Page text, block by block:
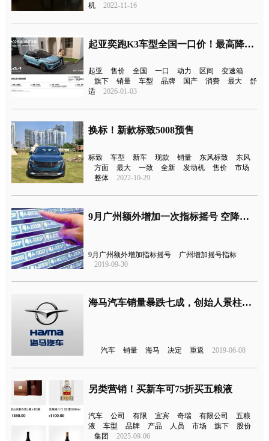
机
2022-11-16
起亚奕跑K3车型全国一口价！最高降4.45万元
起亚 售价 全国 一口 动力 区间
变速箱
旗下
销量 车型 品牌 国产 消费 最大
舒
适
2026-01-03
换标！新款标致5008预售
标致 车型 新车 现款 销量 东风标致
东风
方面
最大 一致 全新 发动机 售价
市场
整体
2022-10-29
9月广州额外增加一次指标摇号 空降指标名额10000个！
9月广州额外增加指标摇号
广州增加摇号指标
2019-09-30
海马汽车销量暴跌七成，创始人景柱决定重返一线带领员工再次创业
汽车 销量 海马 决定 重返 2019-06-08
另类营销！买新车可75折买五粮液
汽车 公司 有限 宜宾 奇瑞 有限公司
五粮
液
车型 品牌 产品 人员 市场 旗下
股份
集团
2025-09-06